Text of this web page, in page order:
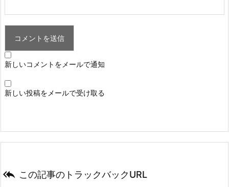
新しいコメントをメールで通知
新しい投稿をメールで受け取る
 この記事のトラックバックURL